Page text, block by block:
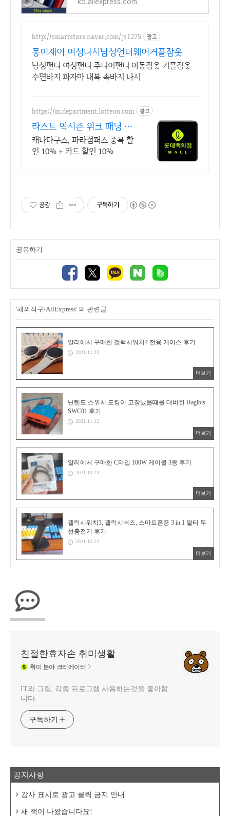
http://smartstore.naver.com/js1275 광고
몽이제이 여성나시남성언더웨어커플잠옷
남성팬티 여성팬티 주니어팬티 아동잠옷 커플잠옷
수면바지 파자마 내복 속바지 나시
https://m.department.lotteon.com 광고
라스트 역시즌 위크 패딩 최
대 74% 할인
캐나다구스, 파라점퍼스 중복 할
인 10% + 카드 할인 10%
공감 구독하기
공유하기
'해외직구/AliExpress' 의 관련글
알리에서 구매한 갤럭시워치4 전용 케이스 후기
2021.11.23
더보기
닌텐도 스위치 도킹이 고장났을때를 대비한 Hagibis
SWC01 후기
2021.11.12
더보기
알리에서 구매한 C타입 100W 케이블 3종 후기
2021.10.24
더보기
갤럭시워치3, 갤럭시버즈, 스마트폰용 3 in 1 멀티 무
선충전기 후기
2021.10.23
더보기
친절한효자손 취미생활
취미 분야 크리에이터
IT와 그림, 각종 프로그램 사용하는것을 좋아합
니다.
구독하기
공지사항
감사 표시로 광고 클릭 금지 안내
새 책이 나왔습니다요!